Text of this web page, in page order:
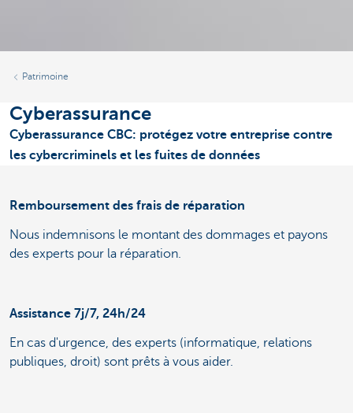
Patrimoine
Cyberassurance
Cyberassurance CBC: protégez votre entreprise contre
les cybercriminels et les fuites de données
Remboursement des frais de réparation
Nous indemnisons le montant des dommages et payons
des experts pour la réparation.
Assistance 7j/7, 24h/24
En cas d'urgence, des experts (informatique, relations
publiques, droit) sont prêts à vous aider.